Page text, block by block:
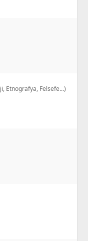
Etnografya, Felsefe...)